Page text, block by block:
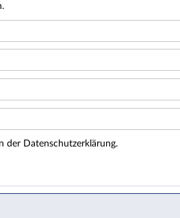
der Datenschutzerklärung.